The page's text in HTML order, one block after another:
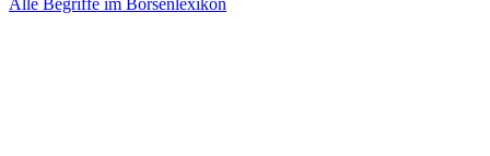
Alle Begriffe im Börsenlexikon